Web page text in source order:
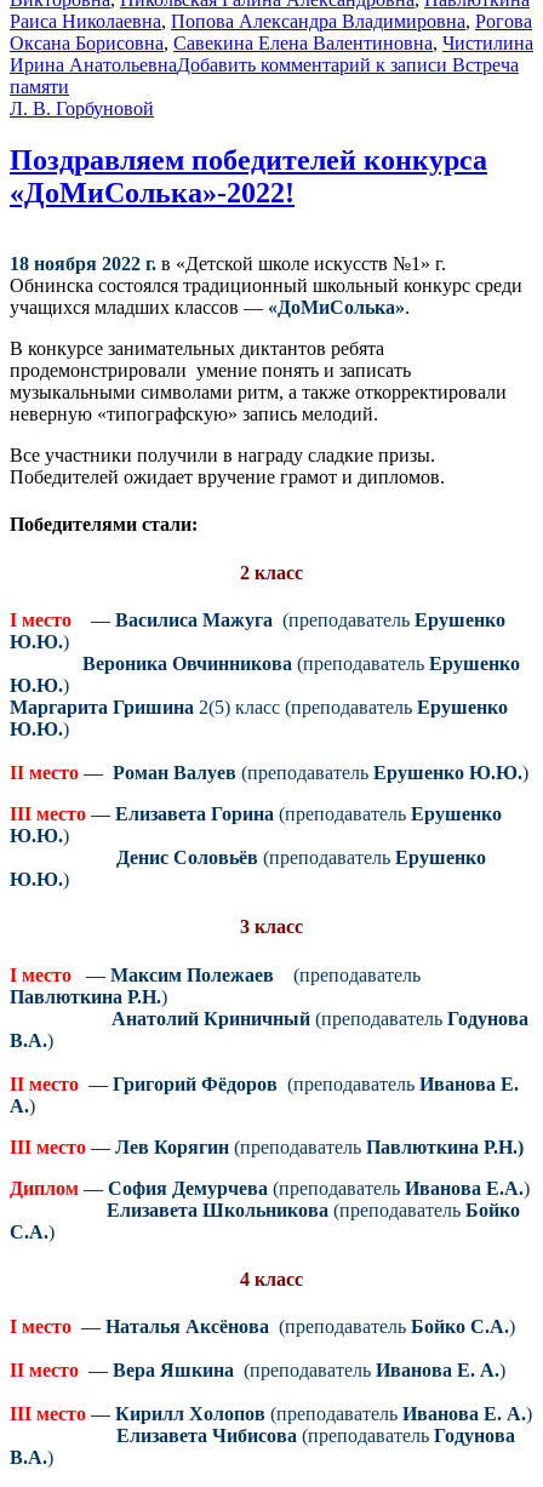
Раиса Николаевна, Попова Александра Владимировна, Рогова
Оксана Борисовна, Савекина Елена Валентиновна, Чистилина
Ирина АнатольевнаДобавить комментарий к записи Встреча
памяти
Л. В. Горбуновой
Поздравляем победителей конкурса
«ДоМиСолька»-2022!
18 ноября 2022 г. в «Детской школе искусств №1» г.
Обнинска состоялся традиционный школьный конкурс среди
учащихся младших классов — «ДоМиСолька».
В конкурсе занимательных диктантов ребята
продемонстрировали умение понять и записать
музыкальными символами ритм, а также откорректировали
неверную «типографскую» запись мелодий.
Все участники получили в награду сладкие призы.
Победителей ожидает вручение грамот и дипломов.
Победителями стали:
2 класс
I место — Василиса Мажуга (преподаватель Ерушенко
Ю.Ю.)
Вероника Овчинникова (преподаватель Ерушенко
Ю.Ю.)
Маргарита Гришина 2(5) класс (преподаватель Ерушенко
Ю.Ю.)
II место — Роман Валуев (преподаватель Ерушенко Ю.Ю.)
III место — Елизавета Горина (преподаватель Ерушенко
Ю.Ю.)
Денис Соловьёв (преподаватель Ерушенко
Ю.Ю.)
3 класс
I место — Максим Полежаев (преподаватель
Павлюткина Р.Н.)
Анатолий Криничный (преподаватель Годунова
В.А.)
II место — Григорий Фёдоров (преподаватель Иванова Е.
А.)
III место — Лев Корягин (преподаватель Павлюткина Р.Н.)
Диплом — София Демурчева (преподаватель Иванова Е.А.)
Елизавета Школьникова (преподаватель Бойко
С.А.)
4 класс
I место — Наталья Аксёнова (преподаватель Бойко С.А.)
II место — Вера Яшкина (преподаватель Иванова Е. А.)
III место — Кирилл Холопов (преподаватель Иванова Е. А.)
Елизавета Чибисова (преподаватель Годунова
В.А.)